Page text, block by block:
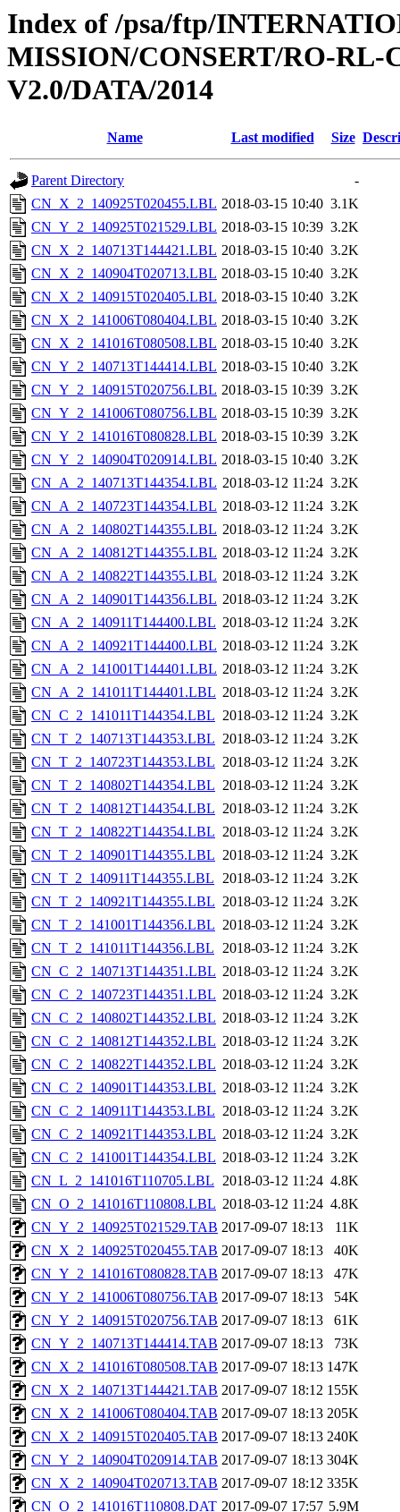
Index of /psa/ftp/
MISSION/CONSERT/RO-RL-
V2.0/DATA/2014
Name Last modified Size
Parent Directory
-
CN_X_2_140925T020455.LBL 2018-03-15 10:40 3.1K
CN_Y_2_140925T021529.LBL 2018-03-15 10:39 3.2K
CN_X_2_140713T144421.LBL 2018-03-15 10:40 3.2K
CN_X_2_140904T020713.LBL 2018-03-15 10:40 3.2K
CN_X_2_140915T020405.LBL 2018-03-15 10:40 3.2K
CN_X_2_141006T080404.LBL 2018-03-15 10:40 3.2K
CN_X_2_141016T080508.LBL 2018-03-15 10:40 3.2K
CN_Y_2_140713T144414.LBL 2018-03-15 10:40 3.2K
CN_Y_2_140915T020756.LBL 2018-03-15 10:39 3.2K
CN_Y_2_141006T080756.LBL 2018-03-15 10:39 3.2K
CN_Y_2_141016T080828.LBL 2018-03-15 10:39 3.2K
CN_Y_2_140904T020914.LBL 2018-03-15 10:40 3.2K
CN_A_2_140713T144354.LBL 2018-03-12 11:24 3.2K
CN_A_2_140723T144354.LBL 2018-03-12 11:24 3.2K
CN_A_2_140802T144355.LBL 2018-03-12 11:24 3.2K
CN_A_2_140812T144355.LBL 2018-03-12 11:24 3.2K
CN_A_2_140822T144355.LBL 2018-03-12 11:24 3.2K
CN_A_2_140901T144356.LBL 2018-03-12 11:24 3.2K
CN_A_2_140911T144400.LBL 2018-03-12 11:24 3.2K
CN_A_2_140921T144400.LBL 2018-03-12 11:24 3.2K
CN_A_2_141001T144401.LBL 2018-03-12 11:24 3.2K
CN_A_2_141011T144401.LBL 2018-03-12 11:24 3.2K
CN_C_2_141011T144354.LBL 2018-03-12 11:24 3.2K
CN_T_2_140713T144353.LBL 2018-03-12 11:24 3.2K
CN_T_2_140723T144353.LBL 2018-03-12 11:24 3.2K
CN_T_2_140802T144354.LBL 2018-03-12 11:24 3.2K
CN_T_2_140812T144354.LBL 2018-03-12 11:24 3.2K
CN_T_2_140822T144354.LBL 2018-03-12 11:24 3.2K
CN_T_2_140901T144355.LBL 2018-03-12 11:24 3.2K
CN_T_2_140911T144355.LBL 2018-03-12 11:24 3.2K
CN_T_2_140921T144355.LBL 2018-03-12 11:24 3.2K
CN_T_2_141001T144356.LBL 2018-03-12 11:24 3.2K
CN_T_2_141011T144356.LBL 2018-03-12 11:24 3.2K
CN_C_2_140713T144351.LBL 2018-03-12 11:24 3.2K
CN_C_2_140723T144351.LBL 2018-03-12 11:24 3.2K
CN_C_2_140802T144352.LBL 2018-03-12 11:24 3.2K
CN_C_2_140812T144352.LBL 2018-03-12 11:24 3.2K
CN_C_2_140822T144352.LBL 2018-03-12 11:24 3.2K
CN_C_2_140901T144353.LBL 2018-03-12 11:24 3.2K
CN_C_2_140911T144353.LBL 2018-03-12 11:24 3.2K
CN_C_2_140921T144353.LBL 2018-03-12 11:24 3.2K
CN_C_2_141001T144354.LBL 2018-03-12 11:24 3.2K
CN_L_2_141016T110705.LBL 2018-03-12 11:24 4.8K
CN_O_2_141016T110808.LBL 2018-03-12 11:24 4.8K
CN_Y_2_140925T021529.TAB 2017-09-07 18:13
11K
CN_X_2_140925T020455.TAB 2017-09-07 18:13
40K
CN_Y_2_141016T080828.TAB 2017-09-07 18:13
47K
CN_Y_2_141006T080756.TAB 2017-09-07 18:13
54K
CN_Y_2_140915T020756.TAB 2017-09-07 18:13
61K
CN_Y_2_140713T144414.TAB 2017-09-07 18:13
73K
CN_X_2_141016T080508.TAB 2017-09-07 18:13 147K
CN_X_2_140713T144421.TAB 2017-09-07 18:12 155K
CN_X_2_141006T080404.TAB 2017-09-07 18:13 205K
CN_X_2_140915T020405.TAB 2017-09-07 18:13 240K
CN_Y_2_140904T020914.TAB 2017-09-07 18:13 304K
CN_X_2_140904T020713.TAB 2017-09-07 18:12 335K
CN_O_2_141016T110808.DAT 2017-09-07 17:57 5.9M